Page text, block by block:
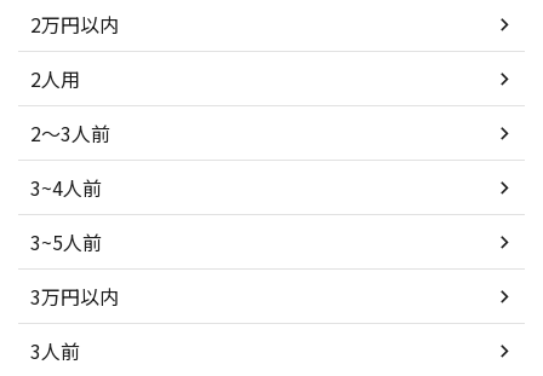
2万円以内
2人用
2～3人前
3~4人前
3~5人前
3万円以内
3人前